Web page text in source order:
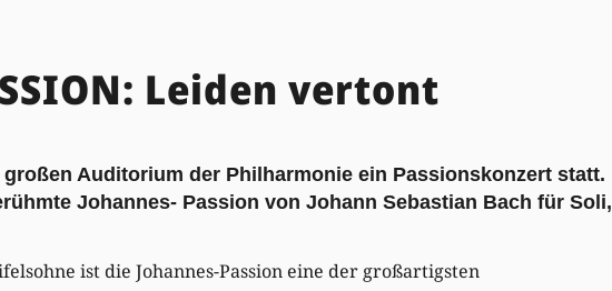
Leiden vertont
Auditorium der Philharmonie ein Passionskonzert statt.
Johannes- Passion von Johann Sebastian Bach für Soli,
ist die Johannes-Passion eine der großartigsten